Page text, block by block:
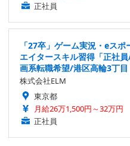
正社員
「27卒」ゲーム実況・eス
エイタースキル習得「正社
画系転職希望/港区高輪3丁目
株式会社ELM
東京都
月給26万1,500円～32万円
正社員